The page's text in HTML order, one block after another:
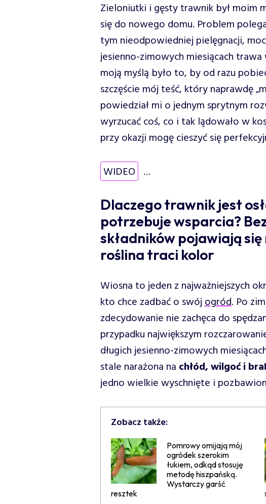
Zieloniutki i gęsty trawnik był moim
się do nowego domu. Problem
tym nieodpowiedniej pielęgnacji,
jesienno-zimowych miesiącach trawa
moją myślą było to, by od razu
szczęście mój teść, który naprawdę
powiedział mi o jednym sprytnym
wyrzucać coś, co i tak lądowało w
przy okazji mogę cieszyć się
WIDEO …
Dlaczego trawnik jest
potrzebuje wsparcia?
składników pojawiają się
roślina traci kolor
Wiosna to jeden z najważniejszych
kto chce zadbać o swójogród. Po
zdecydowanie nie zachęca do
przypadku największym
długich jesienno-zimowych
stale narażona na chłód, wilgoć i
jedno wielkie wyschnięte i
Zobacz także:
Pomrowy omijają mój
ogródek szerokim
łukiem, odkąd stosuję
metodę hiszpańską.
Wystarczy garść
resztek